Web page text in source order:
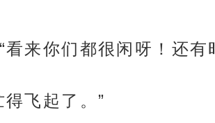
来你们都很闲呀！还有
飞起了。”